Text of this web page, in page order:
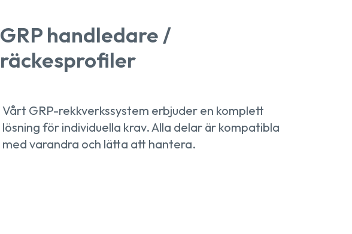
GRP handledare /
räckesprofiler
Vårt GRP-rekkverkssystem erbjuder en komplett
lösning för individuella krav. Alla delar är kompatibla
med varandra och lätta att hantera.